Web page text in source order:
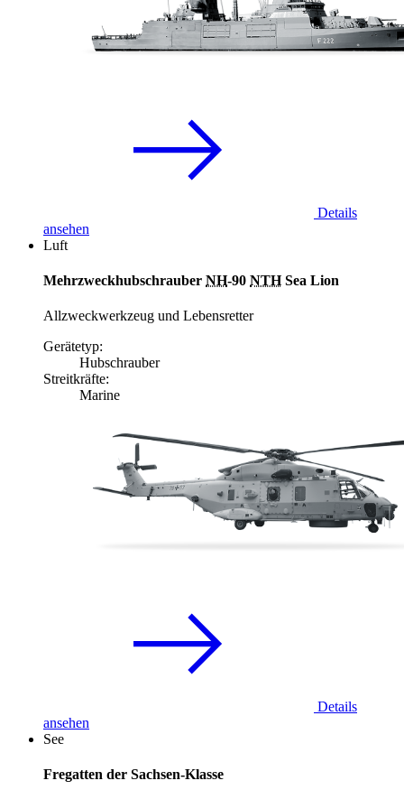
Details
ansehen
Luft
Mehrzweckhubschrauber NH-90 NTHSea Lion
Allzweckwerkzeug und Lebensretter
Gerätetyp:
Hubschrauber
Streitkräfte:
Marine
Details
ansehen
See
Fregatten der Sachsen-Klasse